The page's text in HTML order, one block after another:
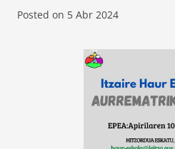
Posted on 5 Abr 2024